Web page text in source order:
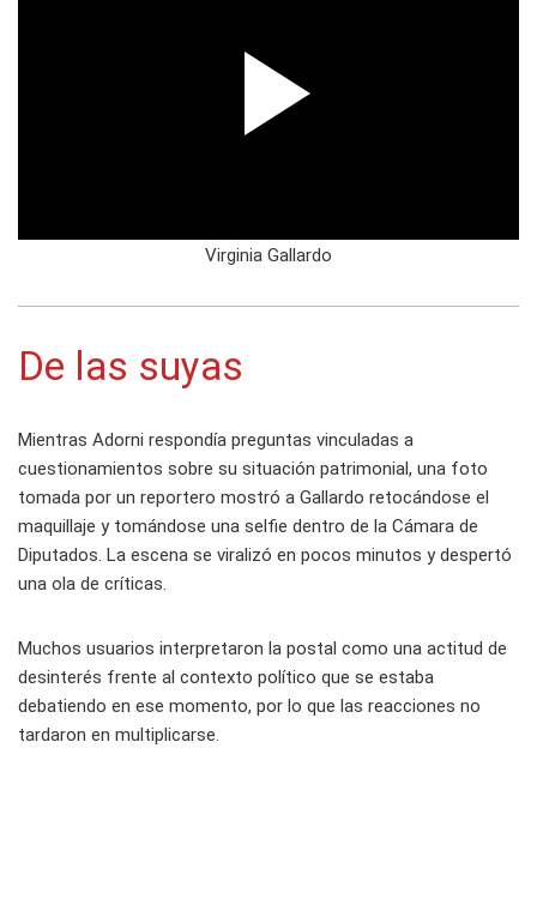
Virginia Gallardo
De las suyas
Mientras Adorni respondía preguntas vinculadas a
cuestionamientos sobre su situación patrimonial, una foto
tomada por un reportero mostró a Gallardo retocándose el
maquillaje y tomándose una selfie dentro de la Cámara de
Diputados. La escena se viralizó en pocos minutos y despertó
una ola de críticas.
Muchos usuarios interpretaron la postal como una actitud de
desinterés frente al contexto político que se estaba
debatiendo en ese momento, por lo que las reacciones no
tardaron en multiplicarse.